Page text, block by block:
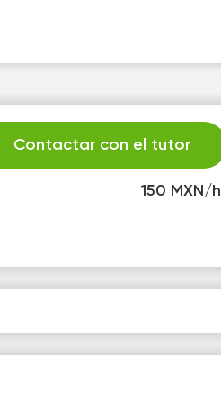
150 MXN/h
Contactar con el tutor